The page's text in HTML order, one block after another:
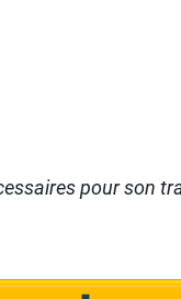
pour son